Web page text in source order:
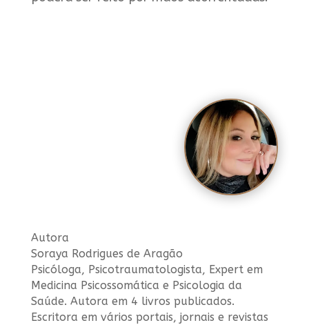
Autora
Soraya Rodrigues de Aragão
Psicóloga, Psicotraumatologista, Expert em
Medicina Psicossomática e Psicologia da
Saúde. Autora em 4 livros publicados.
Escritora em vários portais, jornais e revistas